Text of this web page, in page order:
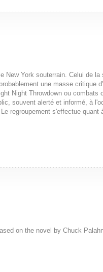
New York souterrain. Celui de la
une masse critique
Night Throwdown ou combats
souvent alerté et informé, à
regroupement s'effectue quant
on the novel by Chuck